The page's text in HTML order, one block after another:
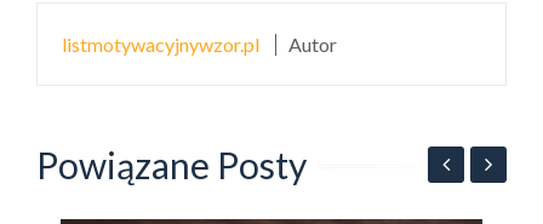
listmotywacyjnywzor.pl Autor
Powiązane Posty